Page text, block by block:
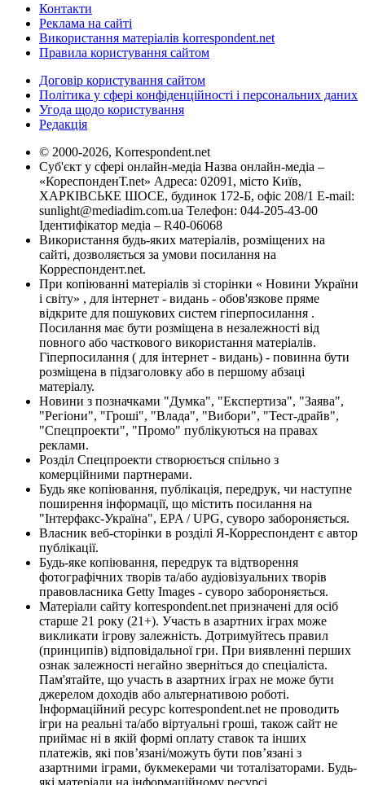
Контакти
Реклама на сайті
Використання матеріалів korrespondent.net
Правила користування сайтом
Договір користування сайтом
Політика у сфері конфіденційності і персональних даних
Угода щодо користування
Редакція
© 2000-2026, Korrespondent.net
Суб'єкт у сфері онлайн-медіа Назва онлайн-медіа –
«КореспонденТ.net» Адреса: 02091, місто Київ,
ХАРКІВСЬКЕ ШОСЕ, будинок 172-Б, офіс 208/1 E-mail:
sunlight@mediadim.com.ua Телефон: 044-205-43-00
Ідентифікатор медіа – R40-06068
Використання будь-яких матеріалів, розміщених на
сайті, дозволяється за умови посилання на
Корреспондент.net.
При копіюванні матеріалів зі сторінки « Новини України
і світу» , для інтернет - видань - обов'язкове пряме
відкрите для пошукових систем гіперпосилання .
Посилання має бути розміщена в незалежності від
повного або часткового використання матеріалів.
Гіперпосилання ( для інтернет - видань) - повинна бути
розміщена в підзаголовку або в першому абзаці
матеріалу.
Новини з позначками "Думка", "Експертиза", "Заява",
"Регіони", "Гроші", "Влада", "Вибори", "Тест-драйв",
"Спецпроекти", "Промо" публікуються на правах
реклами.
Розділ Спецпроекти створюється спільно з
комерційними партнерами.
Будь яке копіювання, публікація, передрук, чи наступне
поширення інформації, що містить посилання на
"Інтерфакс-Україна", EPA / UPG, суворо забороняється.
Власник веб-сторінки в розділі Я-Корреспондент є автор
публікації.
Будь-яке копіювання, передрук та відтворення
фотографічних творів та/або аудіовізуальних творів
правовласника Getty Images - суворо забороняється.
Матеріали сайту korrespondent.net призначені для осіб
старше 21 року (21+). Участь в азартних іграх може
викликати ігрову залежність. Дотримуйтесь правил
(принципів) відповідальної гри. При виявленні перших
ознак залежності негайно зверніться до спеціаліста.
Пам'ятайте, що участь в азартних іграх не може бути
джерелом доходів або альтернативою роботі.
Інформаційний ресурс korrespondent.net не проводить
ігри на реальні та/або віртуальні гроші, також сайт не
приймає ні в якій формі оплату ставок та інших
платежів, які пов’язані/можуть бути пов’язані з
азартними іграми, букмекерами чи тоталізаторами. Будь-
які матеріали на інформаційному ресурсі